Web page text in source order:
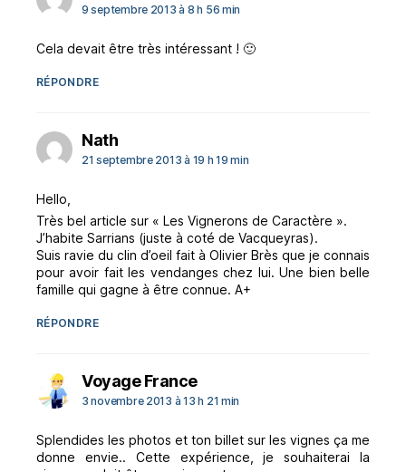
9 septembre 2013 à 8 h 56 min
Cela devait être très intéressant ! 🙂
RÉPONDRE
Nathdit :
21 septembre 2013 à 19 h 19 min
Hello,
Très bel article sur « Les Vignerons de Caractère ».
J’habite Sarrians (juste à coté de Vacqueyras).
Suis ravie du clin d’oeil fait à Olivier Brès que je connais
pour avoir fait les vendanges chez lui. Une bien belle
famille qui gagne à être connue. A+
RÉPONDRE
Voyage Francedit :
3 novembre 2013 à 13 h 21 min
Splendides les photos et ton billet sur les vignes ça me
donne envie.. Cette expérience, je souhaiterai la